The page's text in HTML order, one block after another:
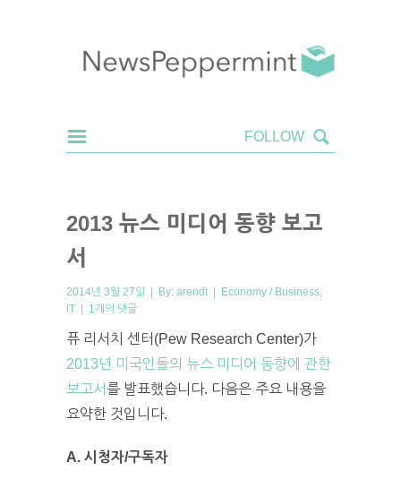
2013 뉴스 미디어 동향 보고
서
2014년 3월 27일 | By: arendt | Economy / Business
IT | 1개의 댓글
퓨 리서치 센터(Pew Research Center)가
2013년 미국인들의 뉴스 미디어 동향에 관한
보고서 를 발표했습니다. 다음은 주요 내용을
요약한 것입니다.
A. 시청자/구독자